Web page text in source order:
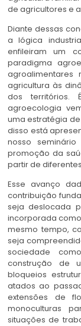
de agricultores e
Diante dessas
a lógica
enfileiram um
paradigma
agricultura às
dos territórios.
agroecologia
uma estratégia
disso está
nosso
promoção da
partir de
Esse avanço
contribuição
seja deslocada
incorporada
mesmo tempo,
seja
sociedade
construção de
bloqueios
atados ao
extensões de
monoculturas
situações de